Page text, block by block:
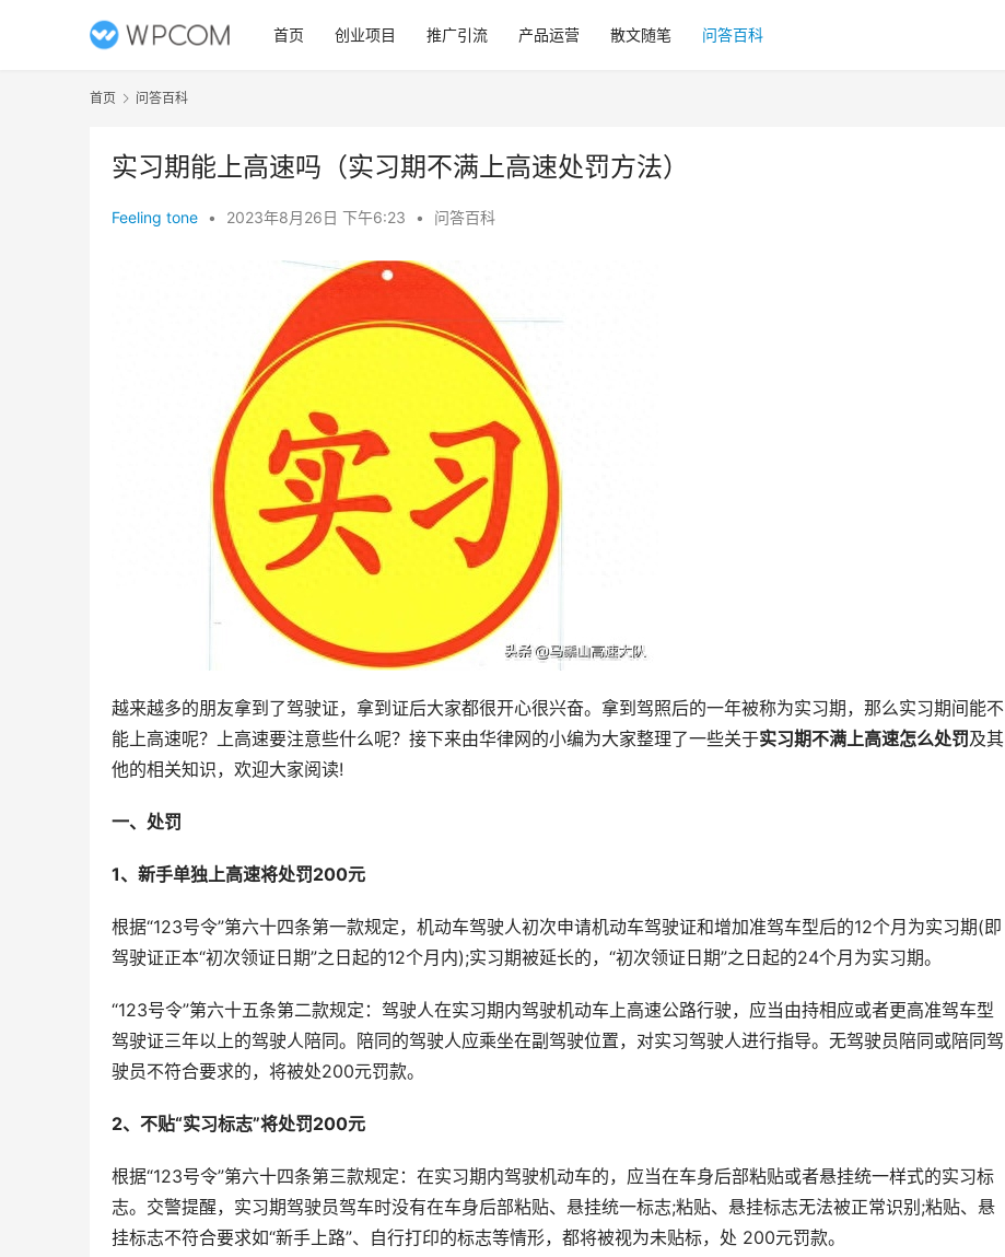
首页 创业项目 推广引流 产品运营 散文随笔 问答百科
首页 问答百科
实习期能上高速吗（实习期不满上高速处罚方法）
Feeling tone • 2023年8月26日 下午6:23 • 问答百科
越来越多的朋友拿到了驾驶证，拿到证后大家都很开心很兴奋。拿到驾照后的一年被称为实习期，那么实习期间能不
能上高速呢？上高速要注意些什么呢？接下来由华律网的小编为大家整理了一些关于实习期不满上高速怎么处罚及其
他的相关知识，欢迎大家阅读!
一、处罚
1、新手单独上高速将处罚200元
根据“123号令”第六十四条第一款规定，机动车驾驶人初次申请机动车驾驶证和增加准驾车型后的12个月为实习期(即
驾驶证正本“初次领证日期”之日起的12个月内);实习期被延长的，“初次领证日期”之日起的24个月为实习期。
“123号令”第六十五条第二款规定：驾驶人在实习期内驾驶机动车上高速公路行驶，应当由持相应或者更高准驾车型
驾驶证三年以上的驾驶人陪同。陪同的驾驶人应乘坐在副驾驶位置，对实习驾驶人进行指导。无驾驶员陪同或陪同驾
驶员不符合要求的，将被处200元罚款。
2、不贴“实习标志”将处罚200元
根据“123号令”第六十四条第三款规定：在实习期内驾驶机动车的，应当在车身后部粘贴或者悬挂统一样式的实习标
志。交警提醒，实习期驾驶员驾车时没有在车身后部粘贴、悬挂统一标志;粘贴、悬挂标志无法被正常识别;粘贴、悬
挂标志不符合要求如“新手上路”、自行打印的标志等情形，都将被视为未贴标，处 200元罚款。